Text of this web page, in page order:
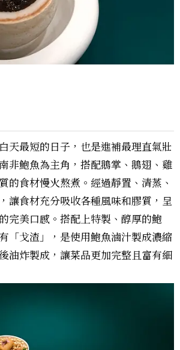
天最短的日子，也是進補最理直氣壯
非鮑魚為主角，搭配鵝掌、鵝翅、雞
的食材慢火熬煮。經過靜置、清蒸、
讓食材充分吸收各種風味和膠質，呈
完美口感。搭配上特製、醇厚的鮑
「戈渣」，是使用鮑魚滷汁製成濃縮
油炸製成，讓菜品更加完整且富有細